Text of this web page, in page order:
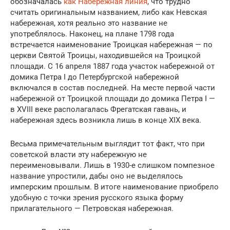
считать оригинальным названием, либо как Невская
набережная, хотя реально это название не
употреблялось. Наконец, на плане 1798 года
встречается наименование Троицкая набережная — по
церкви Святой Троицы, находившейся на Троицкой
площади. С 16 апреля 1887 года участок набережной от
домика Петра I до Петербургской набережной
включался в состав последней. На месте первой части
набережной от Троицкой площади до домика Петра I —
в XVIII веке располагалась Фрегатская гавань, и
набережная здесь возникла лишь в конце XIX века.
Весьма примечательным выглядит тот факт, что при
советской власти эту набережную не
переименовывали. Лишь в 1930-е слишком помпезное
название упростили, дабы оно не выделялось
имперским прошлым. В итоге наименование приобрело
удобную с точки зрения русского языка форму
прилагательного — Петровская набережная.